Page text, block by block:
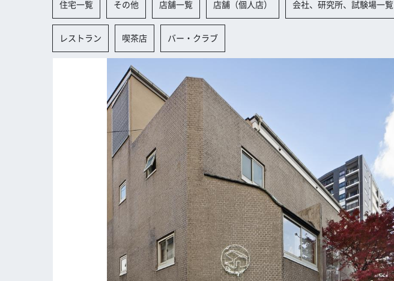
住宅一覧 その他 店舗一覧 店舗（個人店） 会社、研究所、試験場一覧
レストラン 喫茶店 バー・クラブ